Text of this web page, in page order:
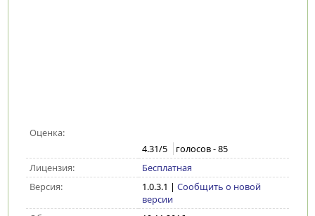
Оценка:
4.31/5 голосов -85
Лицензия:
Бесплатная
Версия:
1.0.3.1 | Сообщить о новой
версии